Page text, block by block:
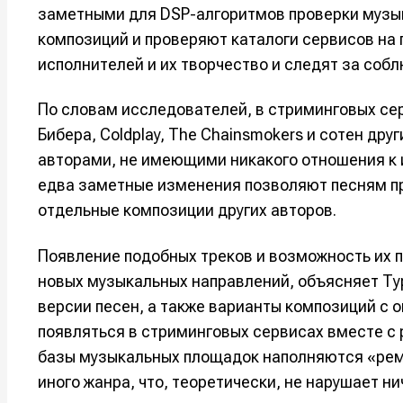
Нажимая на
обработки
Нажимая на
обработки
Нажимая на
обработки
Нажимая на
обработки
заметными для DSP-алгоритмов проверки
композиций и проверяют каталоги сервисов
исполнителей и их творчество и следят за
По словам исследователей, в стриминговых
Бибера, Coldplay, The Chainsmokers и сотен
авторами, не имеющими никакого отношения к
едва заметные изменения позволяют песням
отдельные композиции других авторов.
Появление подобных треков и возможность их
новых музыкальных направлений, объясняет
версии песен, а также варианты композиций с
появляться в стриминговых сервисах вместе
базы музыкальных площадок наполняются
иного жанра, что, теоретически, не нарушает